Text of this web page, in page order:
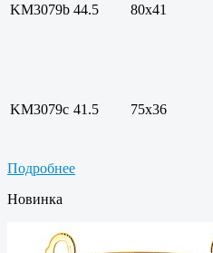
KM3079b 44.5 80х41
KM3079c 41.5 75х36
Подробнее
Новинка